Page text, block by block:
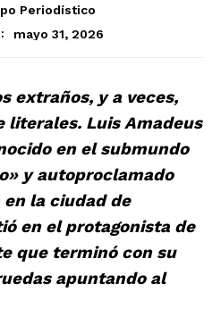
Periodístico
mayo 31, 2026
extraños, y a veces,
literales. Luis Amadeus
en el submundo
y autoproclamado
la ciudad de
en el protagonista de
que terminó con su
apuntando al